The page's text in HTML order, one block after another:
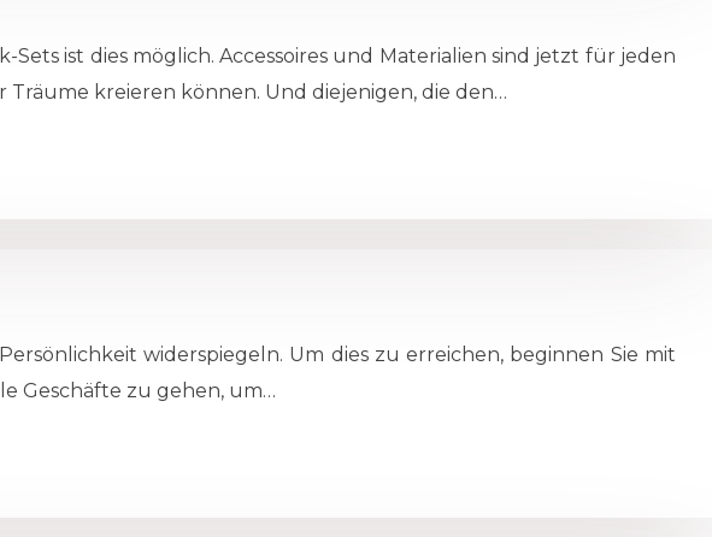
ist dies möglich. Accessoires und Materialien sind jetzt für jeden
kreieren können. Und diejenigen, die den…
widerspiegeln. Um dies zu erreichen, beginnen Sie mit
Geschäfte zu gehen, um…